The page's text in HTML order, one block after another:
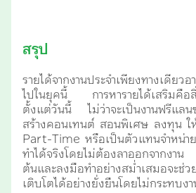
สรุป
รายได้จากงานประจำเพียงทางเดียว
ไปในยุคนี้ การหารายได้เสริมคือ
ตั้งแต่วันนี้ ไม่ว่าจะเป็นงานฟรีแล
สร้างคอนเทนต์ สอนพิเศษ ลงทุน ใ
Part-Time หรือเป็นตัวแทนจำหน่า
ทำได้จริงโดยไม่ต้องลาออกจากงา
ต้นและลงมือทำอย่างสม่ำเสมอจะช่ว
เติบโตได้อย่างยั่งยืนโดยไม่กระทบงา